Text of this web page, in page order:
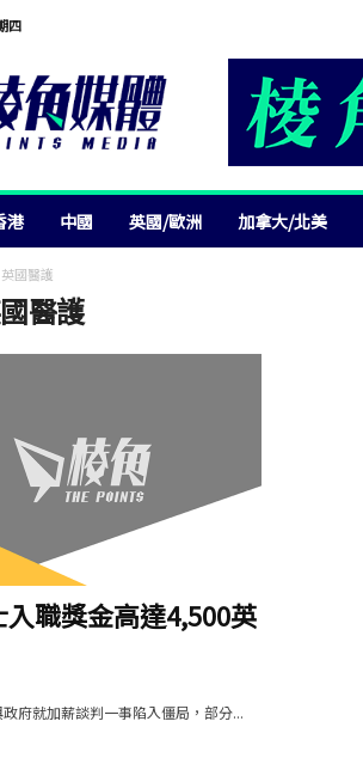
四
港 中國 英國/歐洲 加拿大/北美
英國醫護
醫護
職獎金高達4,500英
府就加薪談判一事陷入僵局，部分...